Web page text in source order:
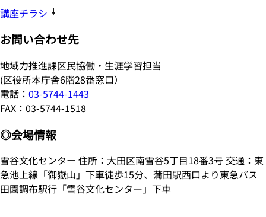
講座チラシ
お問い合わせ先
地域力推進課区民協働・生涯学習担当
(区役所本庁舎6階28番窓口）
電話： 03-5744-1443
FAX：03-5744-1518
◎会場情報
雪谷文化センター 住所：大田区南雪谷5丁目18番3号 交通：東
急池上線「御嶽山」下車徒歩15分、蒲田駅西口より東急バス
田園調布駅行「雪谷文化センター」下車